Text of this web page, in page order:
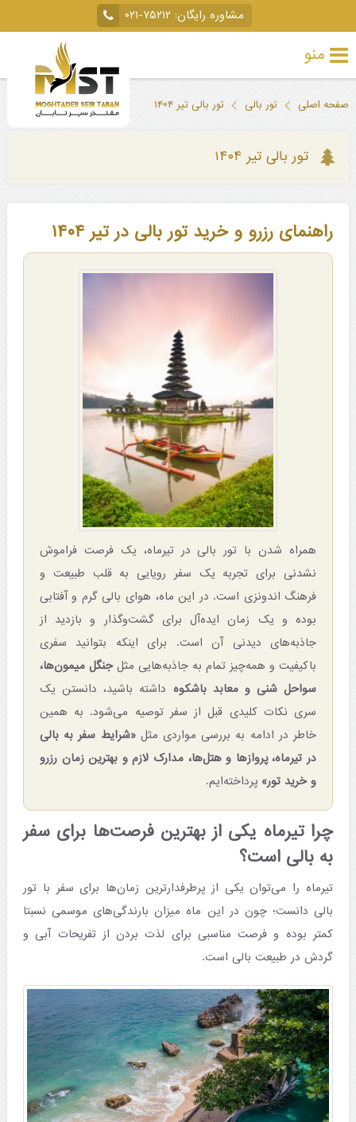
مشاوره رایگان: ۰۲۱-۷۵۲۱۲
منو
تور
لحظه
آخری
صفحه اصلی تور بالی تور بالی تیر ۱۴۰۴
تور بالی تیر ۱۴۰۴
راهنمای رزرو و خرید تور بالی در تیر ۱۴۰۴
همراه شدن با تور بالی در تیرماه، یک فرصت فراموش
نشدنی برای تجربه یک سفر رویایی به قلب طبیعت و
فرهنگ اندونزی است. در این ماه، هوای بالی گرم و آفتابی
بوده و یک زمان ایده‌آل برای گشت‌وگذار و بازدید از
جاذبه‌های دیدنی آن است. برای اینکه بتوانید سفری
باکیفیت و همه‌چیز تمام به جاذبه‌هایی مثلجنگل میمون‌ها،
سواحل شنی و معابد باشکوه داشته باشید، دانستن یک
سری نکات کلیدی قبل از سفر توصیه می‌شود. به همین
خاطر در ادامه به بررسی مواردی مثل«شرایط سفر به بالی
در تیرماه، پروازها و هتل‌ها، مدارک لازم و بهترین زمان رزرو
و خرید تور» پرداخته‌ایم.
چرا تیرماه یکی از بهترین فرصت‌ها برای سفر
به بالی است؟
تیرماه را می‌توان یکی از پرطرفدارترین زمان‌ها برای سفر با تور
بالی دانست؛ چون در این ماه میزان بارندگی‌های موسمی نسبتا
کمتر بوده و فرصت مناسبی برای لذت بردن از تفریحات آبی و
گردش در طبیعت بالی است.